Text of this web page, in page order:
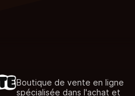
Boutique de vente en ligne
spécialisée dans l'achat et